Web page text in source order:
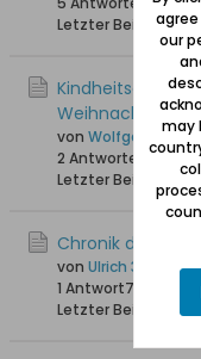
Letzter Beitrag
von Wolfgang
2 Antworten
4.723
Letzter Beitrag
Chronik der
von Ulrich 31
1 Antwort7.159 Hits
Letzter Beitrag
our
may